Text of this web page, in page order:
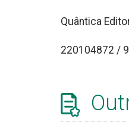
Quântica
220104872 /